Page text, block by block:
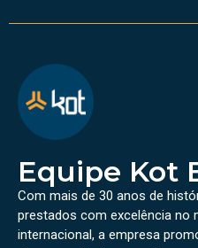
Equipe Kot
Com mais de 30 anos de
prestados com excelência no
internacional, a empresa